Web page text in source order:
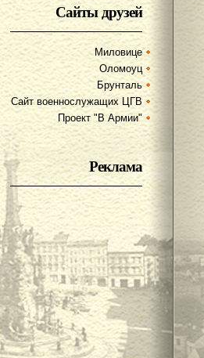
Сайты друзей
Миловице
Оломоуц
Брунталь
Сайт военнослужащих ЦГВ
Проект "В Армии"
Реклама